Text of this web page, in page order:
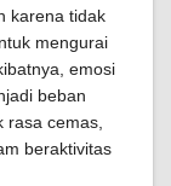
karena tidak
mengurai
emosi
beban
rasa cemas,
beraktivitas